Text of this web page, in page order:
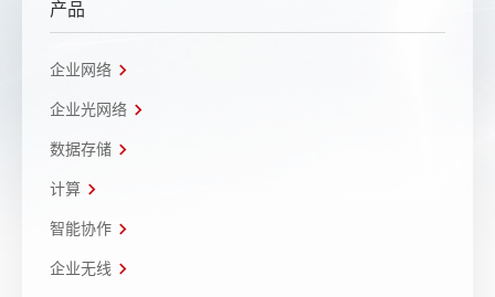
产品
企业网络
企业光网络
数据存储
计算
智能协作
企业无线